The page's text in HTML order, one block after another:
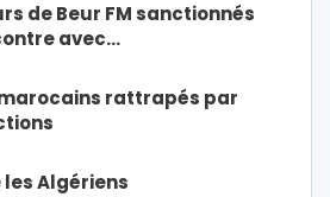
de Beur FM sanctionnés
avec…
rattrapés par
Algériens